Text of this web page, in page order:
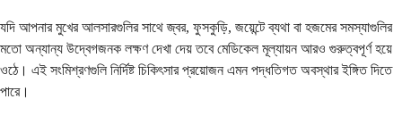
যদি আপনার মুখের আলসারগুলির সাথে জ্বর, ফুসকুড়ি, জয়েন্টে ব্যথা বা হজমের সমস্যাগুলির
মতো অন্যান্য উদ্বেগজনক লক্ষণ দেখা দেয় তবে মেডিকেল মূল্যায়ন আরও গুরুত্বপূর্ণ হয়ে
ওঠে। এই সংমিশ্রণগুলি নির্দিষ্ট চিকিৎসার প্রয়োজন এমন পদ্ধতিগত অবস্থার ইঙ্গিত দিতে
পারে।